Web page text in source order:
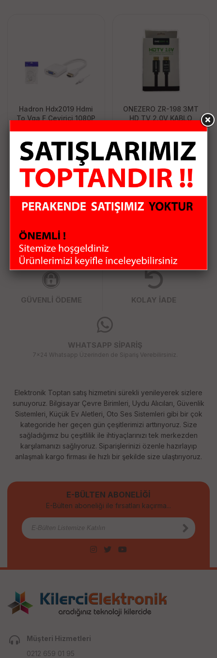
Hadron Hdx2019 Hdmi
To Vga F Çevirici 1080P
85.95 TL
Sepete Ekle
ONEZERO ZR-198 3MT
HD TV 2.0V KABLO
143.25 TL
Sepete Ekle
HIZLI KARGO KAMPANYALI ÜRÜNLER
GÜVENLİ ÖDEME KOLAY İADE
WHATSAPP SİPARİŞ
7x24 Whatsapp Üzerinden de Sipariş Verebilirsiniz.
Elektronik Toptan satış hizmetini sürekli yenileyerek sizlere
sunuyoruz. Bilgisayar Çevre Birimleri, Uydu Alıcıları, Güvenlik
Sistemleri, Küçük Ev Aletleri, Oto Ses Sistemleri gibi bir çok
kategoride her geçen gün çeşitlerimizi arttırıyoruz. Size
sağladığımız bu çeşitlilik ile ihtiyaçlarınızı tek merkezden
karşılamanızı sağlıyoruz. Siparişlerinizi özenle hazırlayıp
anlaşmalı kargo firması ile hızlı bir şekilde size ulaştırıyoruz.
E-BÜLTEN ABONELİĞİ
E-Bülten aboneliği ile fırsatları kaçırma...
Müşteri Hizmetleri
0212 659 01 95